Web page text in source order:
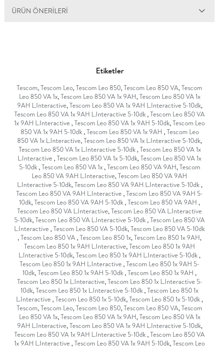
ÜRÜN ÖNERILERI
Etiketler
Tescom,Tescom Leo,Tescom Leo 850,Tescom Leo 850 VA,Tescom
Leo 850 VA 1x,Tescom Leo 850 VA 1x 9AH,Tescom Leo 850 VA 1x
9AH L.Interactive,Tescom Leo 850 VA 1x 9AH L.Interactive 5-10dk,
Tescom Leo 850 VA 1x 9AH L.Interactive 5-10dk,Tescom Leo 850 VA
1x 9AH L.Interactive,Tescom Leo 850 VA 1x 9AH 5-10dk,Tescom Leo
850 VA 1x 9AH 5-10dk,Tescom Leo 850 VA 1x 9AH ,Tescom Leo
850 VA 1x L.Interactive,Tescom Leo 850 VA 1x L.Interactive 5-10dk,
Tescom Leo 850 VA 1x L.Interactive 5-10dk,Tescom Leo 850 VA 1x
L.Interactive,Tescom Leo 850 VA 1x 5-10dk,Tescom Leo 850 VA 1x
5-10dk,Tescom Leo 850 VA 1x,Tescom Leo 850 VA 9AH,Tescom
Leo 850 VA 9AH L.Interactive,Tescom Leo 850 VA 9AH
L.Interactive 5-10dk,Tescom Leo 850 VA 9AH L.Interactive 5-10dk,
Tescom Leo 850 VA 9AH L.Interactive,Tescom Leo 850 VA 9AH 5-
10dk,Tescom Leo 850 VA 9AH 5-10dk,Tescom Leo 850 VA 9AH ,
Tescom Leo 850 VA L.Interactive,Tescom Leo 850 VA L.Interactive
5-10dk,Tescom Leo 850 VA L.Interactive 5-10dk,Tescom Leo 850 VA
L.Interactive,Tescom Leo 850 VA 5-10dk,Tescom Leo 850 VA 5-10dk
,Tescom Leo 850 VA,Tescom Leo 850 1x,Tescom Leo 850 1x 9AH,
Tescom Leo 850 1x 9AH L.Interactive,Tescom Leo 850 1x 9AH
L.Interactive 5-10dk,Tescom Leo 850 1x 9AH L.Interactive 5-10dk,
Tescom Leo 850 1x 9AH L.Interactive,Tescom Leo 850 1x 9AH 5-
10dk,Tescom Leo 850 1x 9AH 5-10dk,Tescom Leo 850 1x 9AH ,
Tescom Leo 850 1x L.Interactive,Tescom Leo 850 1x L.Interactive 5-
10dk,Tescom Leo 850 1x L.Interactive 5-10dk,Tescom Leo 850 1x
L.Interactive,Tescom Leo 850 1x 5-10dk,Tescom Leo 850 1x 5-10dk,
Tescom,Tescom Leo,Tescom Leo 850,Tescom Leo 850 VA,Tescom
Leo 850 VA 1x,Tescom Leo 850 VA 1x 9AH,Tescom Leo 850 VA 1x
9AH L.Interactive,Tescom Leo 850 VA 1x 9AH L.Interactive 5-10dk,
Tescom Leo 850 VA 1x 9AH L.Interactive 5-10dk,Tescom Leo 850 VA
1x 9AH L.Interactive,Tescom Leo 850 VA 1x 9AH 5-10dk,Tescom Leo